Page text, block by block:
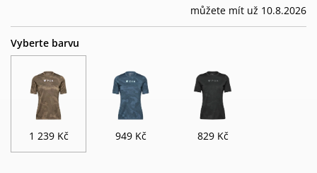
můžete mít už 10.8.2026
Vyberte barvu
1 239 Kč 949 Kč 829 Kč